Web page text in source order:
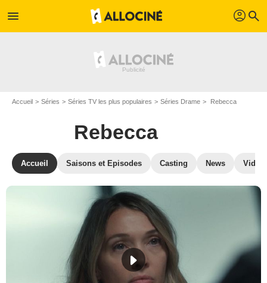
menu profil search
Accueil Séries Séries TV les plus populaires Séries Drame Rebecca
Rebecca
Accueil Saisons et Episodes Casting News